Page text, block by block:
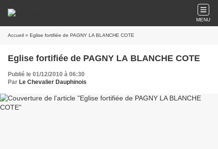
MENU
Accueil » Eglise fortifiée de PAGNY LA BLANCHE COTE
Eglise fortifiée de PAGNY LA BLANCHE COTE
Publié le 01/12/2010 à 06:30
Par Le Chevalier Dauphinois